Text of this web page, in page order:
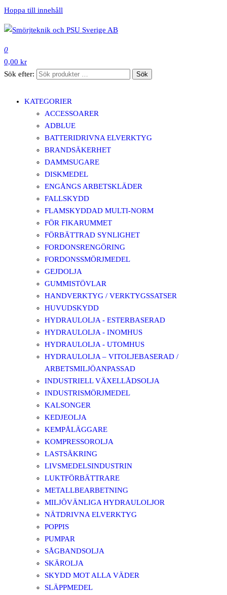
Hoppa till innehåll
0
0,00 kr
Sök efter:
Sök
KATEGORIER
ACCESSOARER
ADBLUE
BATTERIDRIVNA ELVERKTYG
BRANDSÄKERHET
DAMMSUGARE
DISKMEDEL
ENGÅNGS ARBETSKLÄDER
FALLSKYDD
FLAMSKYDDAD MULTI-NORM
FÖR FIKARUMMET
FÖRBÄTTRAD SYNLIGHET
FORDONSRENGÖRING
FORDONSSMÖRJMEDEL
GEJDOLJA
GUMMISTÖVLAR
HANDVERKTYG / VERKTYGSSATSER
HUVUDSKYDD
HYDRAULOLJA - ESTERBASERAD
HYDRAULOLJA - INOMHUS
HYDRAULOLJA - UTOMHUS
HYDRAULOLJA – VITOLJEBASERAD /
ARBETSMILJÖANPASSAD
INDUSTRIELL VÄXELLÅDSOLJA
INDUSTRISMÖRJMEDEL
KALSONGER
KEDJEOLJA
KEMPÅLÄGGARE
KOMPRESSOROLJA
LASTSÄKRING
LIVSMEDELSINDUSTRIN
LUKTFÖRBÄTTRARE
METALLBEARBETNING
MILJÖVÄNLIGA HYDRAULOLJOR
NÄTDRIVNA ELVERKTYG
POPPIS
PUMPAR
SÅGBANDSOLJA
SKÄROLJA
SKYDD MOT ALLA VÄDER
SLÄPPMEDEL